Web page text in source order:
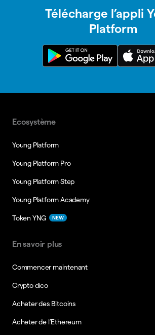
Télécharge l’appli
Platform
Ecosystème
Young Platform
Young Platform Pro
Young Platform Step
Young Platform Academy
Token YNG NEW
En savoir plus
Commencer maintenant
Crypto dico
Acheter des Bitcoins
Acheter de l’Ethereum